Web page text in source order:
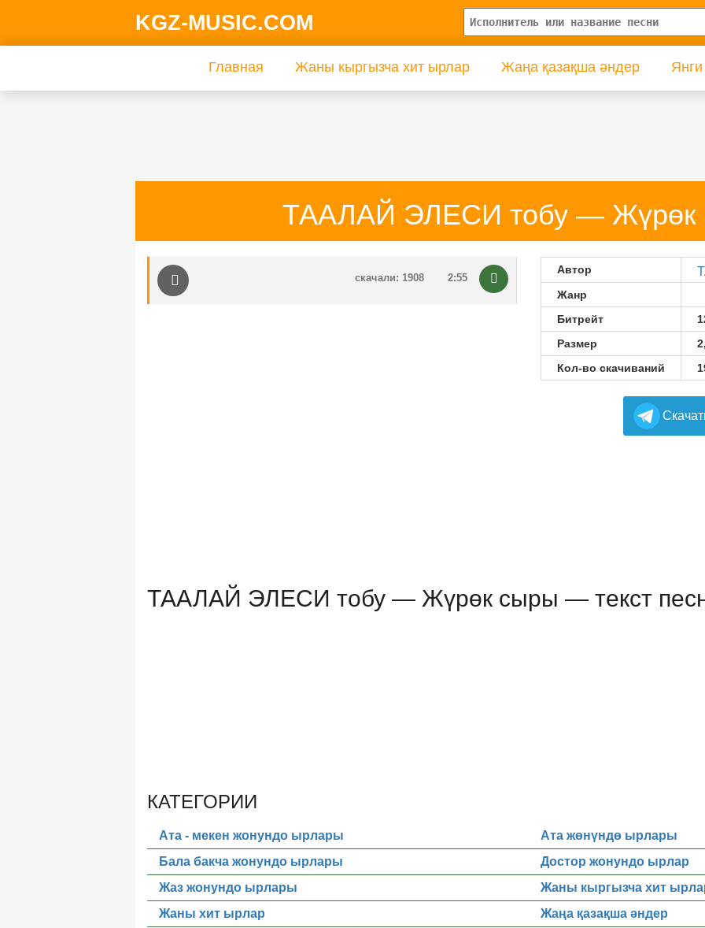
KGZ-MUSIC.COM
Главная Жаны кыргызча хит ырлар Жаңа қазақша әндер
ТААЛАЙ ЭЛЕСИ тобу — Жүрөк
2:55
скачали: 1908
Автор
Жанр
Битрейт
Размер
Кол-во скачиваний
ТААЛАЙ ЭЛЕСИ тобу — Жүрөк сыры — текст
КАТЕГОРИИ
Ата - мекен жонундо ырлары
Ата жөнүндө ырлары
Бала бакча жонундо ырлары
Достор жонундо ырлар
Жаз жонундо ырлары
Жаны кыргызча хит
Жаны хит ырлар
Жаңа қазақша әндер